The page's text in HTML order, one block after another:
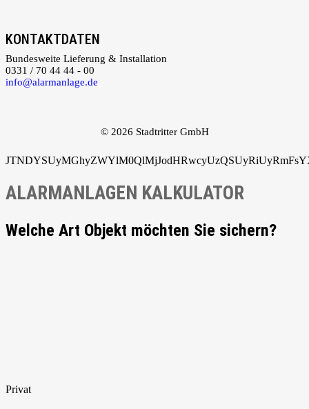
KONTAKTDATEN
Bundesweite Lieferung & Installation
0331 / 70 44 44 - 00
info@alarmanlage.de
© 2026 Stadtritter GmbH
ALARMANLAGEN KALKULATOR
Welche Art Objekt möchten Sie sichern?
Privat